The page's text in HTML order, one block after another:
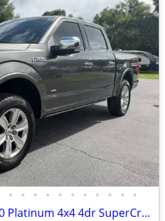
• • • • • • • • • • •
2017 Ford F-150 F150 F 150 Platinum 4x4 4dr SuperCrew 5.5 ft. SB